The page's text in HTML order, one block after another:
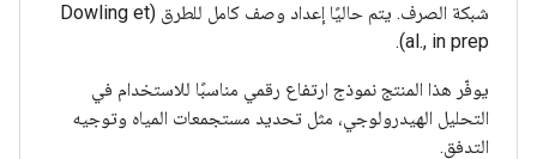
شبكة الصرف. يتم حاليًا إعداد وصف كامل للطرق (Dowling et
al., in prep).
يوفّر هذا المنتج نموذج ارتفاع رقمي مناسبًا للاستخدام في
التحليل الهيدرولوجي، مثل تحديد مستجمعات المياه وتوجيه
التدفق.